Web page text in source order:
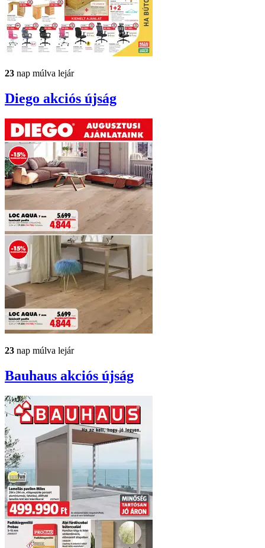
23 nap múlva lejár
Diego akciós újság
23 nap múlva lejár
Bauhaus akciós újság